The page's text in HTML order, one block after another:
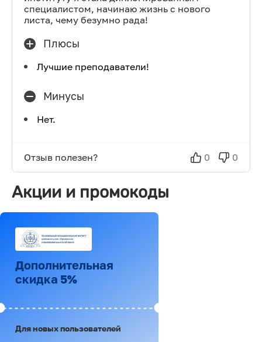
специалистом, начинаю жизнь с нового
листа, чему безумно рада!
Плюсы
Лучшие преподаватели!
Минусы
Нет.
Отзыв полезен? 0 0
Акции и промокоды
Дополнительная
скидка 5%
Для новых пользователей